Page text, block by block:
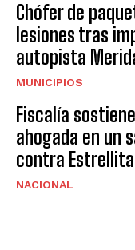
Chófer de
lesiones tras
autopista
MUNICIPIOS
Fiscalía
ahogada en un
contra Estrellita
NACIONAL